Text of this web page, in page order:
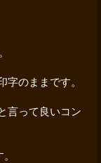
のままです。
言って良いコン